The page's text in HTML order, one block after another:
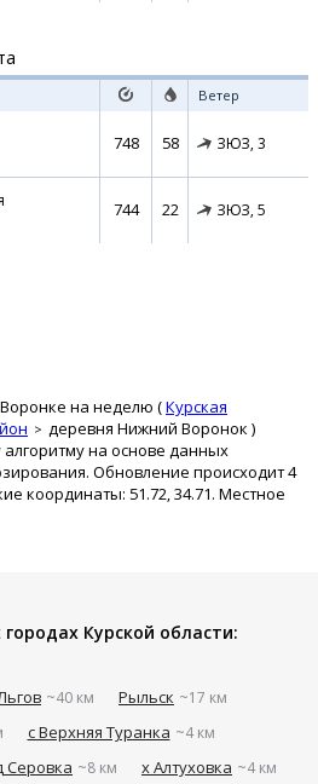
Ветер
748 58 ЗЮЗ, 3
744 22 ЗЮЗ, 5
на неделю (Курская
деревня Нижний Воронок )
на основе данных
Обновление происходит 4
координаты: 51.72, 34.71. Местное
Курской области:
~40 км Рыльск ~17 км
с Верхняя Туранка ~4 км
Серовка ~8 км х Алтуховка ~4 км